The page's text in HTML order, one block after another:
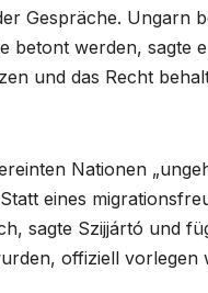
Gespräche. Ungarn
betont werden, sagte
und das Recht
Nationen
eines
sagte Szijjártó und
offiziell vorlegen